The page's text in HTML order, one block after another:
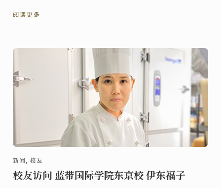
阅读更多
新闻, 校友
校友访问 蓝带国际学院东京校 伊东福子